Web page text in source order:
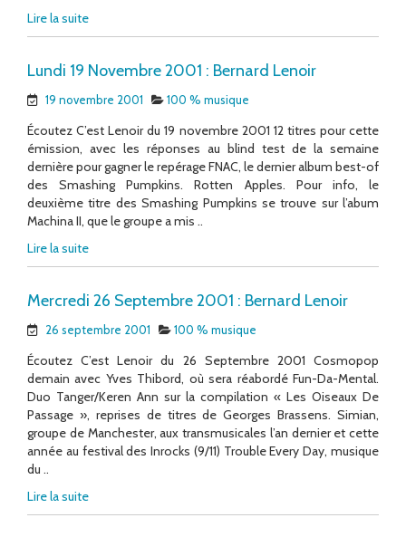
Lire la suite
Lundi 19 Novembre 2001 : Bernard Lenoir
19 novembre 2001 100 % musique
Écoutez C’est Lenoir du 19 novembre 2001 12 titres pour cette
émission, avec les réponses au blind test de la semaine
dernière pour gagner le repérage FNAC, le dernier album best-of
des Smashing Pumpkins. Rotten Apples. Pour info, le
deuxième titre des Smashing Pumpkins se trouve sur l’abum
Machina II, que le groupe a mis ..
Lire la suite
Mercredi 26 Septembre 2001 : Bernard Lenoir
26 septembre 2001 100 % musique
Écoutez C’est Lenoir du 26 Septembre 2001 Cosmopop
demain avec Yves Thibord, où sera réabordé Fun-Da-Mental.
Duo Tanger/Keren Ann sur la compilation « Les Oiseaux De
Passage », reprises de titres de Georges Brassens. Simian,
groupe de Manchester, aux transmusicales l’an dernier et cette
année au festival des Inrocks (9/11) Trouble Every Day, musique
du ..
Lire la suite